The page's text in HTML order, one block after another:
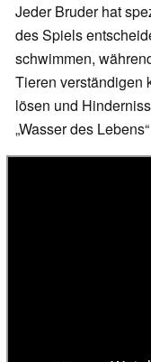
Jeder Bruder hat
des Spiels
schwimmen,
Tieren verständigen
lösen und
„Wasser des